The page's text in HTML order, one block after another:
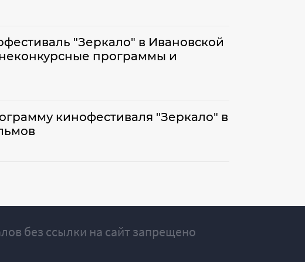
"Зеркало" в Ивановской
программы и
кинофестиваля "Зеркало" в
без ссылки на сайт запрещено